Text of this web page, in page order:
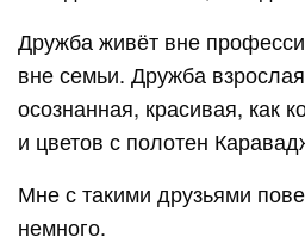
Дружба живёт вне
вне семьи. Дружба
осознанная, красивая, как
и цветов с полотен
Мне с такими друзьями
немного.